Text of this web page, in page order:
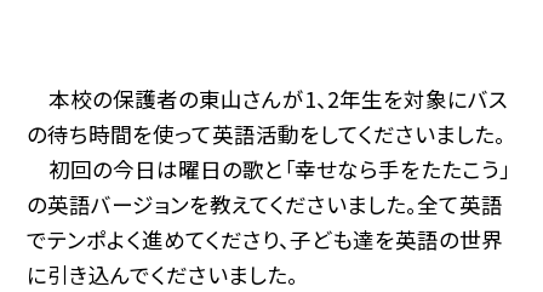
本校の保護者の東山さんが1、2年生を対象にバス
の待ち時間を使って英語活動をしてくださいました。
初回の今日は曜日の歌と「幸せなら手をたたこう」
の英語バージョンを教えてくださいました。全て英語
でテンポよく進めてくださり、子ども達を英語の世界
に引き込んでくださいました。